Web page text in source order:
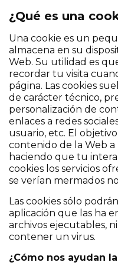
¿Qué es una
Una cookie es un
almacena en su
Web. Su utilidad es
recordar tu visita
página. Las cookies
de carácter técnico,
personalización de
enlaces a redes
usuario, etc. El
contenido de la Web
haciendo que tu
cookies los servicios
se verían mermados
Las cookies sólo
aplicación que las ha
archivos ejecutables,
contener un virus.
¿Cómo nos ayudan